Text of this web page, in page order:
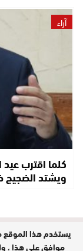
آراء
كلما اقترب
ويشتد الضجيج
مدير النشر : حفيظة
الحقوق محفوظة ©
يستخدم هذا الموقع
موافق على هذا ،